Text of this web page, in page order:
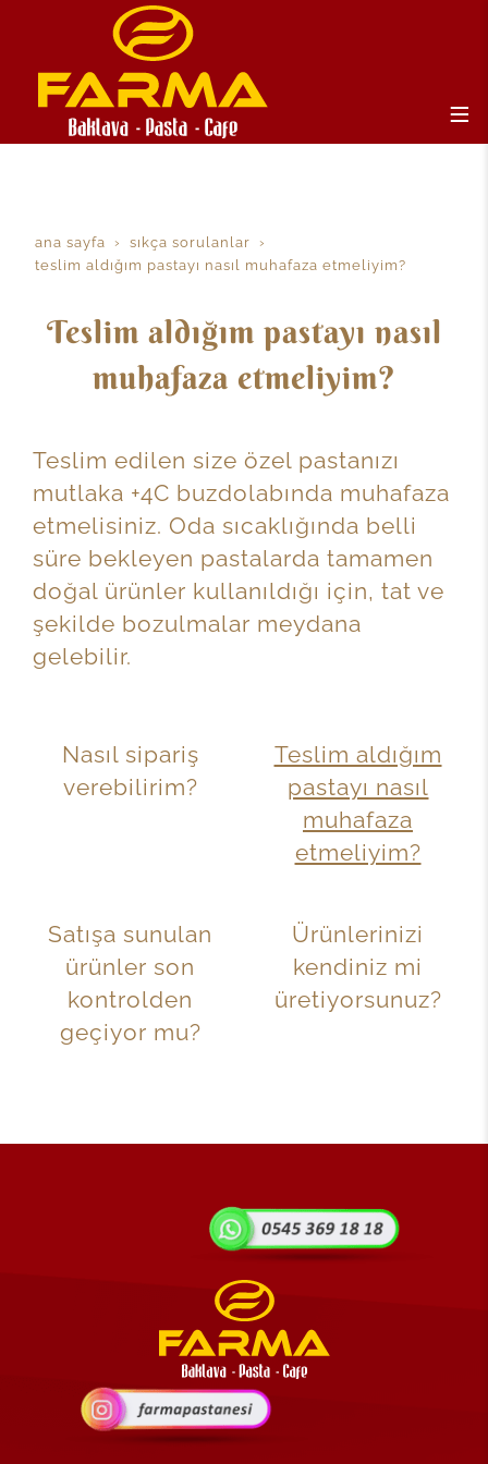
ana sayfa
sıkça sorulanlar
teslim aldığım pastayı nasıl muhafaza etmeliyim?
Teslim aldığım pastayı nasıl
muhafaza etmeliyim?
Teslim edilen size özel pastanızı
mutlaka +4C buzdolabında muhafaza
etmelisiniz. Oda sıcaklığında belli
süre bekleyen pastalarda tamamen
doğal ürünler kullanıldığı için, tat ve
şekilde bozulmalar meydana
gelebilir.
Nasıl sipariş
verebilirim?
Teslim aldığım
pastayı nasıl
muhafaza
etmeliyim?
Satışa sunulan
ürünler son
kontrolden
geçiyor mu?
Ürünlerinizi
kendiniz mi
üretiyorsunuz?